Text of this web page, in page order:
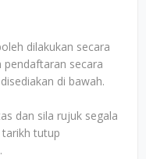
dilakukan secara
pendaftaran secara
di bawah.
dan sila rujuk segala
tutup